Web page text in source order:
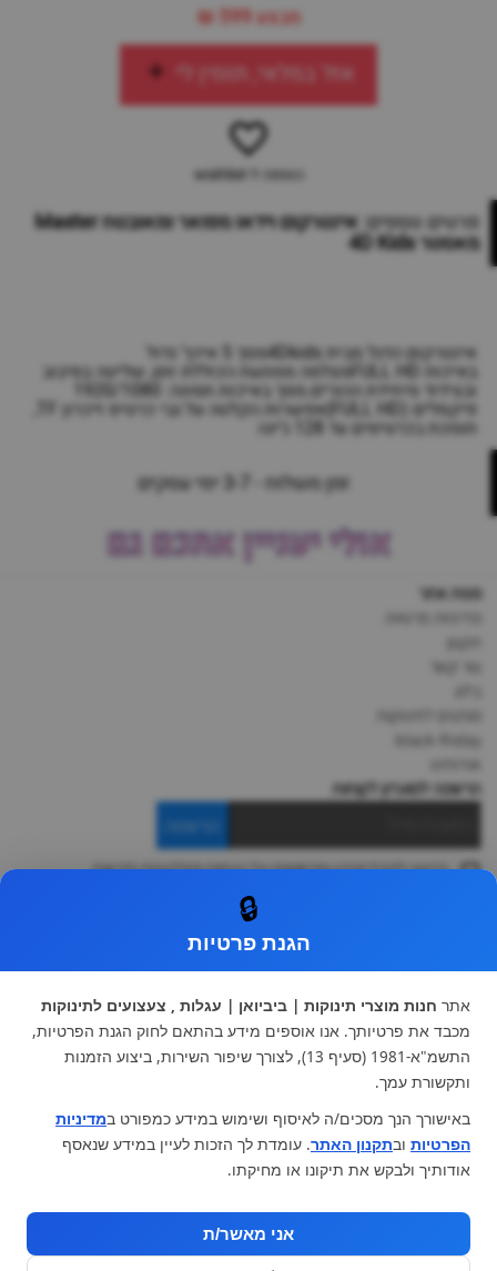
מבצע599 ₪
אזל במלאי, תזמין לי
הוספה ל-wishlist
פרטים נוספים: אינטרקום וידאו מפואר ומאובטח Master
מאסטר 4D Kids
אינטרקום הדגל מבית 4Dkidsמסך 5 אינץ’ גדול
באיכות FULL HDמצלמה ממונעת הכוללת זום, שליטה בסיבוב
ובצידוד מיחידת ההורים.מסך באיכות תמונה: 1920/1080
תומכת בכרטיסים עד 128 ג’יגה
זמן משלוח - 3-7 ימי עסקים
אולי יעניין אתכם גם
מפת אתר
צור קשר
מותגים לתינוקות
black-friday
אודותינו
הרשמה למועדון לקוחות
הרשמה
ברצוני לקבל מידע ופרסומות על הנחות וקולקציות חדשות
עגלות וטיולונים
כיסא בטיחות ואביזרים
ריהוט לתינוקות
מצעים למיטת תינוק וטקסטיל
צעצועי ילדים
על גלגלים
הנקה והאכלה
מוצרי אמבטיה
מוזמנים לבקר אותנו:
🔒
הגנת פרטיות
אתר חנות מוצרי תינוקות | ביביואן | עגלות , צעצועים לתינוקות
מכבד את פרטיותך. אנו אוספים מידע בהתאם לחוק הגנת הפרטיות,
התשמ"א-1981 (סעיף 13), לצורך שיפור השירות, ביצוע הזמנות
ותקשורת עמך.
באישורך הנך מסכים/ה לאיסוף ושימוש במידע כמפורט במדיניות
הפרטיות ובתקנון האתר. עומדת לך הזכות לעיין במידע שנאסף
אודותיך ולבקש את תיקונו או מחיקתו.
אני מאשר/ת